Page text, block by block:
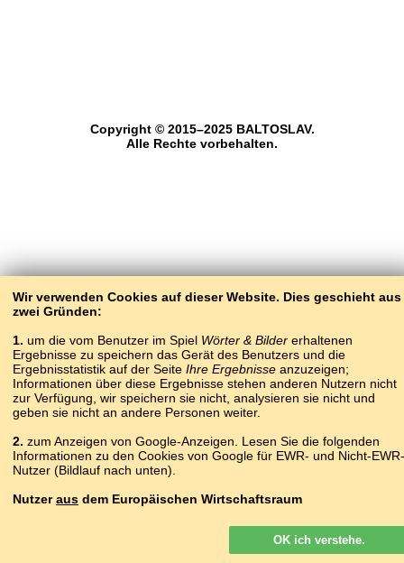
Wir verwenden Cookies auf dieser Website. Dies geschieht aus
zwei Gründen:
1. um die vom Benutzer im Spiel Wörter & Bildererhaltenen
Ergebnisse zu speichern das Gerät des Benutzers und die
Ergebnisstatistik auf der Seite Ihre Ergebnisse anzuzeigen;
Informationen über diese Ergebnisse stehen anderen Nutzern nicht
zur Verfügung, wir speichern sie nicht, analysieren sie nicht und
geben sie nicht an andere Personen weiter.
2. zum Anzeigen von Google-Anzeigen. Lesen Sie die folgenden
Informationen zu den Cookies von Google für EWR- und Nicht-EWR-
Nutzer (Bildlauf nach unten).
Nutzeraus dem Europäischen Wirtschaftsraum
Google-Anzeigen, die auf unserer Website für Nutzer aus dem EWR
personalisiert. Obwohl diese Anzeigen
keine Cookies für die Personalisierung von Anzeigen verwenden,
OK ich verstehe.
Copyright © 2015–2025 BALTOSLAV.
Alle Rechte vorbehalten.